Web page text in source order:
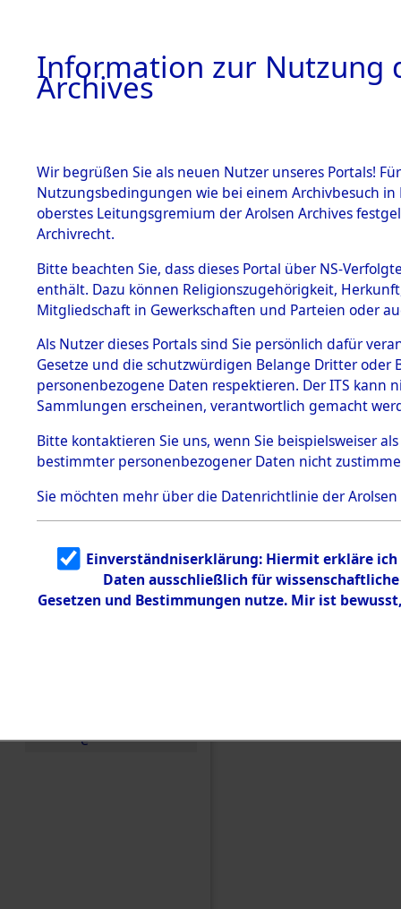
BESTÄNDE
1.
mente
5. Verschiedenes
5.3
Todesmärsche
5.3.1 Alliierte
Erhebungen
zu
Todesmärsch
en
5.3.2
Identifizierun
g
5.3.3
Todesmärsch
e
Information zur Nutzung
Archives
Wir begrüßen Sie als neuen Nutzer unseres Portals!
Nutzungsbedingungen wie bei einem Archivbesuch
oberstes Leitungsgremium der Arolsen Archives
Archivrecht.
Bitte beachten Sie, dass dieses Portal über NS-
enthält. Dazu können Religionszugehörigkeit,
Mitgliedschaft in Gewerkschaften und Parteien oder
Als Nutzer dieses Portals sind Sie persönlich dafür
Gesetze und die schutzwürdigen Belange Dritter
personenbezogene Daten respektieren. Der ITS
Sammlungen erscheinen, verantwortlich gemacht
Bitte kontaktieren Sie uns, wenn Sie beispielsweiser
bestimmter personenbezogener Daten nicht
Sie möchten mehr über die Datenrichtlinie der Arolsen
Einverständniserklärung: Hiermit erkläre
Daten ausschließlich für
Gesetzen und Bestimmungen nutze. Mir ist